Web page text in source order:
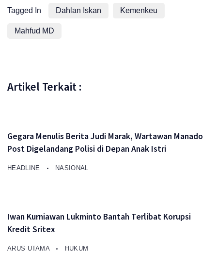
Tagged In Dahlan Iskan Kemenkeu
Mahfud MD
Artikel Terkait :
Gegara Menulis Berita Judi Marak, Wartawan Manado
Post Digelandang Polisi di Depan Anak Istri
HEADLINE NASIONAL
Iwan Kurniawan Lukminto Bantah Terlibat Korupsi
Kredit Sritex
ARUS UTAMA HUKUM